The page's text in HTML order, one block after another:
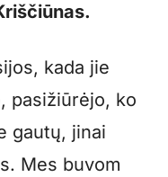
kada jie
pasižiūrėjo, ko
gautų, jinai
Mes buvom